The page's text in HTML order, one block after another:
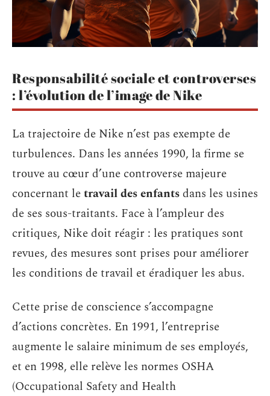
Responsabilité sociale et controverses
: l’évolution de l’image de Nike
La trajectoire de Nike n’est pas exempte de
turbulences. Dans les années 1990, la firme se
trouve au cœur d’une controverse majeure
concernant letravail des enfantsdans les usines
de ses sous-traitants. Face à l’ampleur des
critiques, Nike doit réagir : les pratiques sont
revues, des mesures sont prises pour améliorer
les conditions de travail et éradiquer les abus.
Cette prise de conscience s’accompagne
d’actions concrètes. En 1991, l’entreprise
augmente le salaire minimum de ses employés,
et en 1998, elle relève les normes OSHA
(Occupational Safety and Health